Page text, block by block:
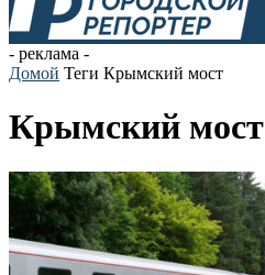
- реклама -
Домой Теги Крымский мост
Крымский мост